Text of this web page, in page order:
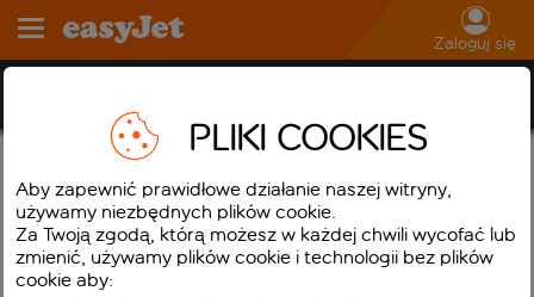
Zaloguj się
Flight Tracker
Mapa rejsów
Najświeższe informacje o podróży
PLIKI COOKIES
Aby zapewnić prawidłowe działanie naszej witryny,
używamy niezbędnych plików cookie.
Za Twoją zgodą, którą możesz w każdej chwili wycofać lub
zmienić, używamy plików cookie i technologii bez plików
cookie aby: